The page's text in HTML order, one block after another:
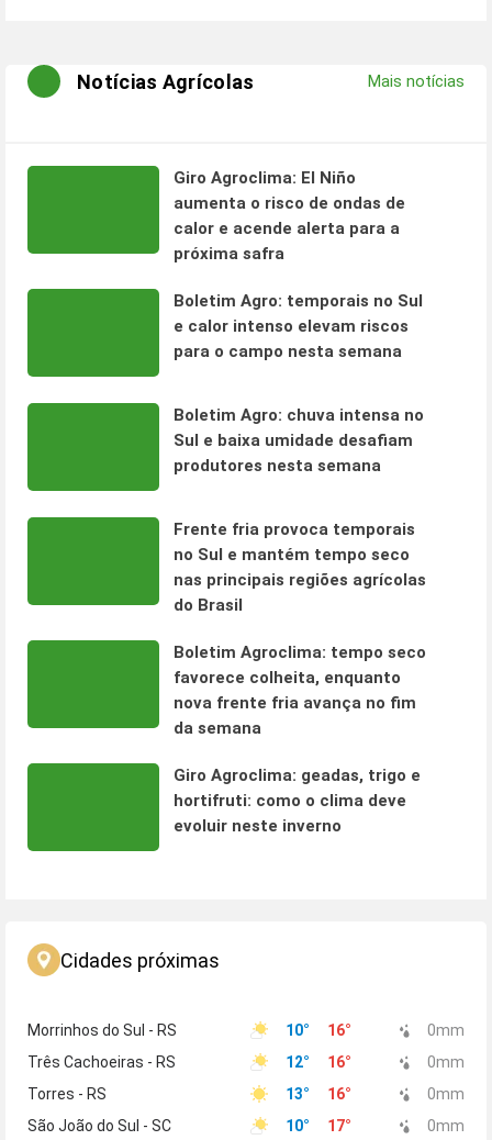
Notícias Agrícolas Mais notícias
Giro Agroclima: El Niño
aumenta o risco de ondas de
calor e acende alerta para a
próxima safra
Boletim Agro: temporais no Sul
e calor intenso elevam riscos
para o campo nesta semana
Boletim Agro: chuva intensa no
Sul e baixa umidade desafiam
produtores nesta semana
Frente fria provoca temporais
no Sul e mantém tempo seco
nas principais regiões agrícolas
do Brasil
Boletim Agroclima: tempo seco
favorece colheita, enquanto
nova frente fria avança no fim
da semana
Giro Agroclima: geadas, trigo e
hortifruti: como o clima deve
evoluir neste inverno
Cidades próximas
Morrinhos do Sul - RS 10° 16° 0mm
Três Cachoeiras - RS
12° 16° 0mm
Torres - RS
13° 16° 0mm
São João do Sul - SC
10° 17° 0mm